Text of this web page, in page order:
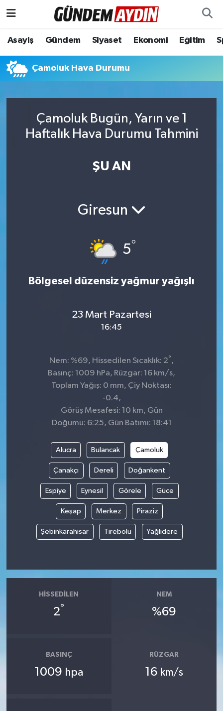
Asayiş Gündem Siyaset Ekonomi Eğitim
Çamoluk Hava Durumu
Çamoluk Bugün, Yarın ve 1
Haftalık Hava Durumu Tahmini
ŞU AN
Giresun
5°
Bölgesel düzensiz yağmur yağışlı
23 Mart Pazartesi
16:45
Nem: %69, Hissedilen Sıcaklık: 2° ,
Basınç: 1009 hPa, Rüzgar: 16 km/s,
Toplam Yağış: 0 mm, Çiy Noktası:
-0.4,
Görüş Mesafesi: 10 km, Gün
Doğumu: 6:25, Gün Batımı: 18:41
Alucra Bulancak Çamoluk
Çanakçı Dereli Doğankent
Espiye Eynesil Görele Güce
Keşap Merkez Piraziz
Şebinkarahisar Tirebolu Yağlıdere
HISSEDILEN
2°
NEM
%69
BASINÇ
1009 hpa
RÜZGAR
16 km/s
Aydın Nöbetçi Eczaneler
Aydın Hava Durumu
Aydın Trafik Yoğunluk Haritası
Süper Lig Puan Durumu ve Fikstür